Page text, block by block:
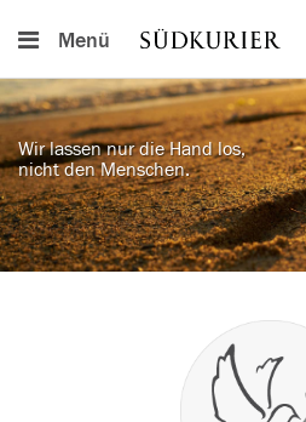
Menü
Wir lassen nur die Hand los,
nicht den Menschen.